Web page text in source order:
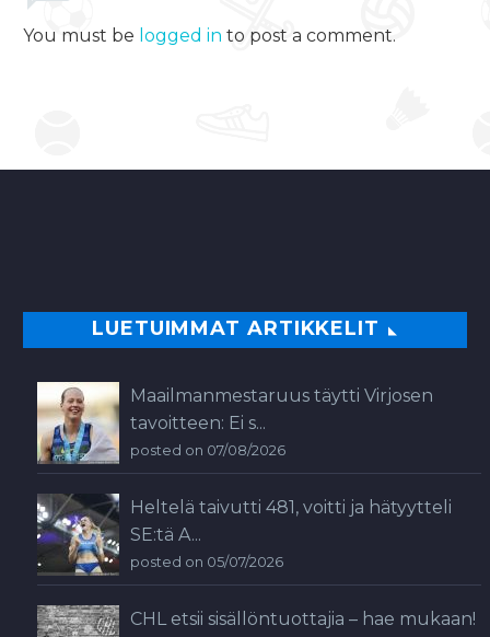
Los Angeles Lakersin
You must be logged in to post a comment.
LUETUIMMAT ARTIKKELIT
Maailmanmestaruus täytti Virjosen
tavoitteen: Ei s...
posted on 07/08/2026
Heltelä taivutti 481, voitti ja hätyytteli
SE:tä A...
posted on 05/07/2026
CHL etsii sisällöntuottajia – hae mukaan!